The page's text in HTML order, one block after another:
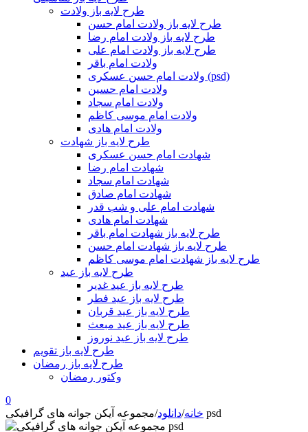
طرح لایه باز ولادت
طرح لایه باز ولادت امام حسن
طرح لایه باز ولادت امام رضا
طرح لایه باز ولادت امام علی
ولادت امام باقر
ولادت امام حسن عسکری (psd)
ولادت امام حسین
ولادت امام سجاد
ولادت امام موسی کاظم
ولادت امام هادی
طرح لایه باز شهادت
شهادت امام حسن عسکری
شهادت امام رضا
شهادت امام سجاد
شهادت امام صادق
شهادت امام علی و شب قدر
شهادت امام هادی
طرح لایه باز شهادت امام باقر
طرح لایه باز شهادت امام حسن
طرح لایه باز شهادت امام موسی کاظم
طرح لایه باز عید
طرح لایه باز عید غدیر
طرح لایه باز عید فطر
طرح لایه باز عید قربان
طرح لایه باز عید مبعث
طرح لایه باز عید نوروز
طرح لایه باز تقویم
طرح لایه باز رمضان
وکتور رمضان
0
خانه/دانلود/ مجموعه آیکن جوانه های گرافیکی psd